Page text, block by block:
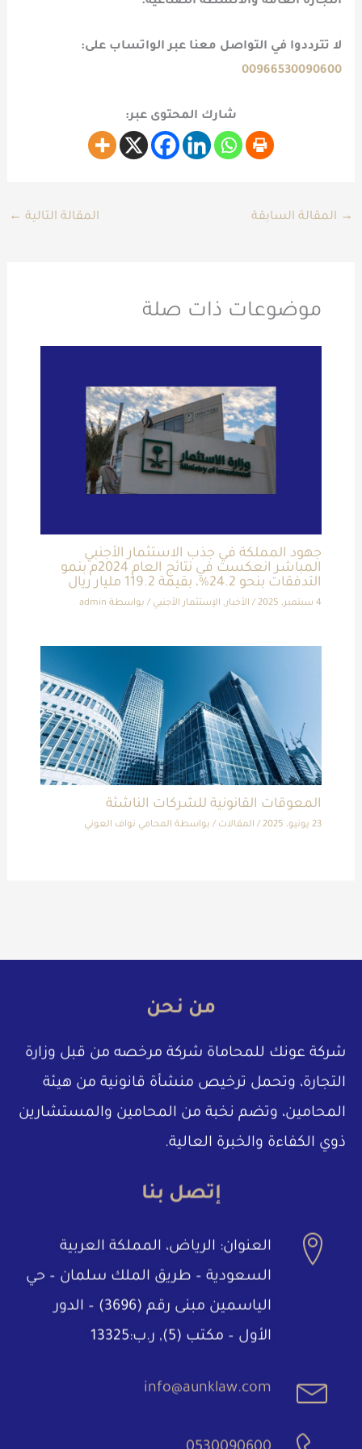
لا تترددوا في التواصل معنا عبر الواتساب على:
00966530090600
شارك المحتوى عبر:
→ المقالة السابقة المقالة التالية ←
موضوعات ذات صلة
جهود المملكة في جذب الاستثمار الأجنبي
المباشر انعكست في نتائج العام 2024م بنمو
التدفقات بنحو 24.2%، بقيمة 119.2 مليار ريال
4 سبتمبر، 2025 / الأخبار, الإستثمار الأجنبي / بواسطة admin
المعوقات القانونية للشركات الناشئة
23 يونيو، 2025 / المقالات / بواسطة المحامي نواف العوني
من نحن
شركة عونك للمحاماة شركة مرخصه من قبل وزارة
التجارة، وتحمل ترخيص منشأة قانونية من هيئة
المحامين، وتضم نخبة من المحامين والمستشارين
ذوي الكفاءة والخبرة العالية.
إتصل بنا
العنوان: الرياض، المملكة العربية
السعودية – طريق الملك سلمان – حي
الياسمين مبنى رقم (3696) – الدور
الأول – مكتب (5), ر.ب:13325
info@aunklaw.com